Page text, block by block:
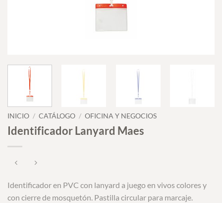
INICIO / CATÁLOGO / OFICINA Y NEGOCIOS
Identificador Lanyard Maes
Identificador en PVC con lanyard a juego en vivos colores y
con cierre de mosquetón. Pastilla circular para marcaje.